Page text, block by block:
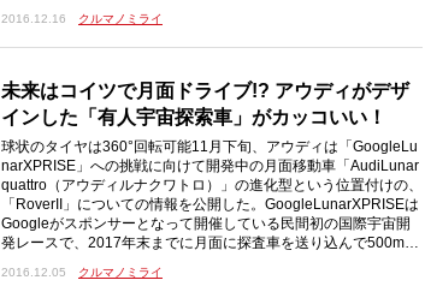
に触覚的な反応で確認できるフィードバック機能を備えた革新的
なインターフェイスだと紹介している
2016.12.16 クルマノミライ
未来はコイツで月面ドライブ!? アウディがデザ
インした「有人宇宙探索車」がカッコいい！
球状のタイヤは360°回転可能11月下旬、アウディは「GoogleLu
narXPRISE」への挑戦に向けて開発中の月面移動車「AudiLunar
quattro（アウディルナクワトロ）」の進化型という位置付けの、
「RoverII」についての情報を公開した。GoogleLunarXPRISEは
Googleがスポンサーとなって開催している民間初の国際宇宙開
発レースで、2017年末までに月面に探査車を送り込んで500m以
たチームには優勝賞金2000万ドル（約22億7
2016.12.05 クルマノミライ